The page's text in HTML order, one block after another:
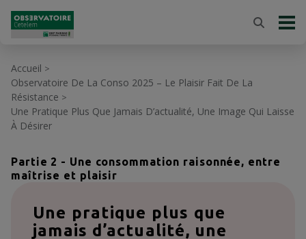
Accueil >
Observatoire De La Conso 2025 – Le Plaisir Fait De La
Résistance >
Une Pratique Plus Que Jamais D’actualité, Une Image Qui Laisse
À Désirer
Partie 2 - Une consommation raisonnée, entre
maîtrise et plaisir
Une pratique plus que
jamais d’actualité, une